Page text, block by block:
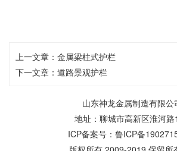
上一文章： 金属梁柱式护栏
下一文章： 道路景观护栏
山东神龙金属制造有限公
地址：聊城市高新区淮河
ICP备案号： 鲁ICP备